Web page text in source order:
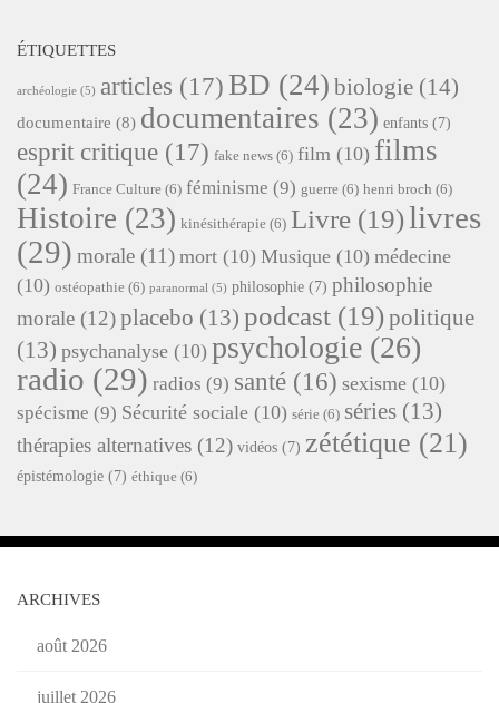
ÉTIQUETTES
archéologie (5) articles (17) BD (24) biologie (14)
documentaire (8) documentaires (23) enfants (7)
esprit critique (17) fake news (6) film (10) films
(24) France Culture (6) féminisme (9) guerre (6) henri broch (6)
Histoire (23) kinésithérapie (6) Livre (19)livres
(29) morale (11) mort (10) Musique (10) médecine
(10) ostéopathie (6) paranormal (5) philosophie (7) philosophie
morale (12)placebo (13) podcast (19)politique
(13) psychanalyse (10) psychologie (26)
radio (29) radios (9) santé (16) sexisme (10)
spécisme (9) Sécurité sociale (10) série (6) séries (13)
thérapies alternatives (12) vidéos (7) zététique (21)
épistémologie (7) éthique (6)
ARCHIVES
août 2026
juillet 2026